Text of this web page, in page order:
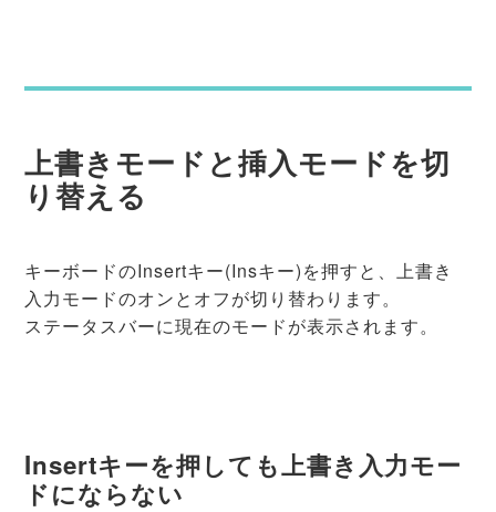
上書きモードと挿入モードを切
り替える
キーボードのInsertキー(Insキー)を押すと、上書き
入力モードのオンとオフが切り替わります。
ステータスバーに現在のモードが表示されます。
Insertキーを押しても上書き入力モー
ドにならない